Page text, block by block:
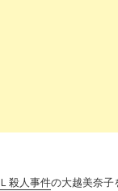
殺人事件の大越美奈子